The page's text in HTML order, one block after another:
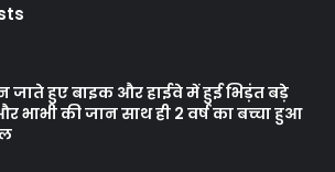
जाते हुए बाइक और हाईवे में हुई भिड़ंत बड़े
भाभी की जान साथ ही 2 वर्ष का बच्चा हुआ